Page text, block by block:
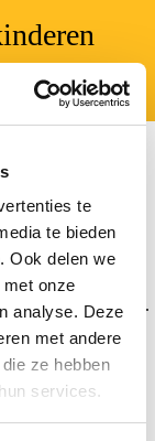
te
te bieden
Ook delen we
onze
analyse. Deze
met andere
ze hebben
services.
zijn. De
en
bij
in tariefgroepen.
tarieven en
die niet
Daardoor
hetzelfde vermogen.
met juridische
voor de schenk-
zijn die niet